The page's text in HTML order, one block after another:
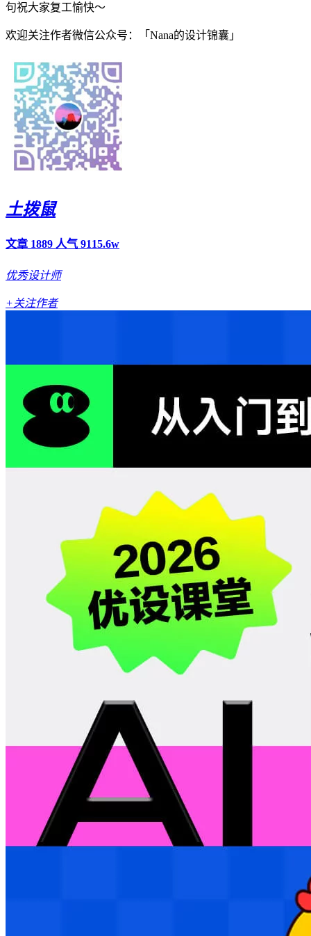
句祝大家复工愉快～
欢迎关注作者微信公众号：「Nana的设计锦囊」
土拨鼠
文章 1889 人气 9115.6w
优秀设计师
+关注作者